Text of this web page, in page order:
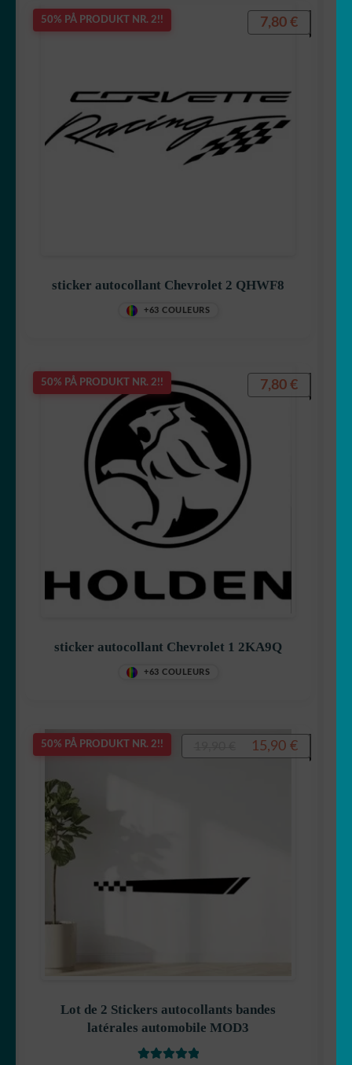
50% PÅ PRODUKT NR. 2!!
sticker autocollant Chevrolet 2 QHWF8
+63 COULEURS
7,80 €
50% PÅ PRODUKT NR. 2!!
sticker autocollant Chevrolet 1 2KA9Q
+63 COULEURS
7,80 €
50% PÅ PRODUKT NR. 2!!
Lot de 2 Stickers autocollants bandes
latérales automobile MOD3
Opprinnelig
15,90 €